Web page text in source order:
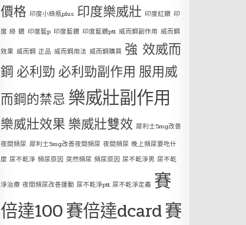
價格 印度小綠瓶plus 印度樂威壯 印度紅鑽 印
度 綠 鑽 印度藍p 印度藍鑽 印度藍鑽ptt 威而鋼副作用 威而鋼
效果 威而鋼 正品 威而鋼用法 威而鋼購買 強 效威而
鋼 必利勁 必利勁副作用 服用威
而鋼的禁忌 樂威壯副作用
樂威壯效果 樂威壯雙效 犀利士5mg改善
夜間頻尿 犀利士5mg改善夜間頻尿 夜間頻尿 晚上頻尿要吃什
麼 尿不乾淨 頻尿原因 突然頻尿 頻尿原因 尿不乾淨男 尿不乾
淨治療 夜間頻尿改善運動 尿不乾淨ptt 尿不乾淨定義 賽
倍達100賽倍達dcard賽